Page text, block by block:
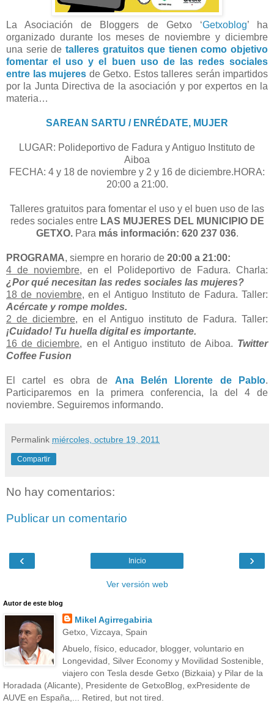
La Asociación de Bloggers de Getxo ‘Getxoblog’ ha
organizado durante los meses de noviembre y diciembre
una serie de talleres gratuitos que tienen como objetivo
fomentar el uso y el buen uso de las redes sociales
entre las mujeres de Getxo. Estos talleres serán impartidos
por la Junta Directiva de la asociación y por expertos en la
materia…
SAREAN SARTU / ENRÉDATE, MUJER
LUGAR: Polideportivo de Fadura y Antiguo Instituto de
Aiboa
FECHA: 4 y 18 de noviembre y 2 y 16 de diciembre.HORA:
20:00 a 21:00.
Talleres gratuitos para fomentar el uso y el buen uso de las
redes sociales entre LAS MUJERES DEL MUNICIPIO DE
GETXO. Para más información: 620 237 036.
PROGRAMA, siempre en horario de 20:00 a 21:00:
4 de noviembre, en el Polideportivo de Fadura. Charla:
¿Por qué necesitan las redes sociales las mujeres?
18 de noviembre, en el Antiguo Instituto de Fadura. Taller:
Acércate y rompe moldes.
2 de diciembre, en el Antiguo instituto de Fadura. Taller:
¡Cuidado! Tu huella digital es importante.
16 de diciembre, en el Antiguo instituto de Aiboa. Twitter
Coffee Fusion
El cartel es obra de Ana Belén Llorente de Pablo.
Participaremos en la primera conferencia, la del 4 de
noviembre. Seguiremos informando.
Permalink miércoles, octubre 19, 2011
Compartir
No hay comentarios:
Publicar un comentario
‹ ›
Inicio
Ver versión web
Autor de este blog
Mikel Agirregabiria
Getxo, Vizcaya, Spain
Abuelo, físico, educador, blogger, voluntario en
Longevidad, Silver Economy y Movilidad Sostenible,
viajero con Tesla desde Getxo (Bizkaia) y Pilar de la
Horadada (Alicante), Presidente de GetxoBlog, exPresidente de
AUVE en España,... Retired, but not tired.